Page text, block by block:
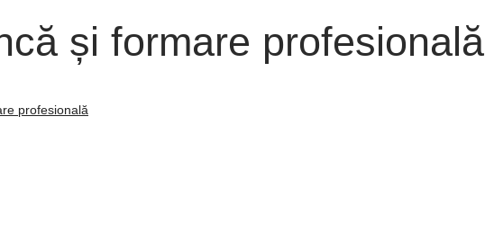
și formare profesională
profesională